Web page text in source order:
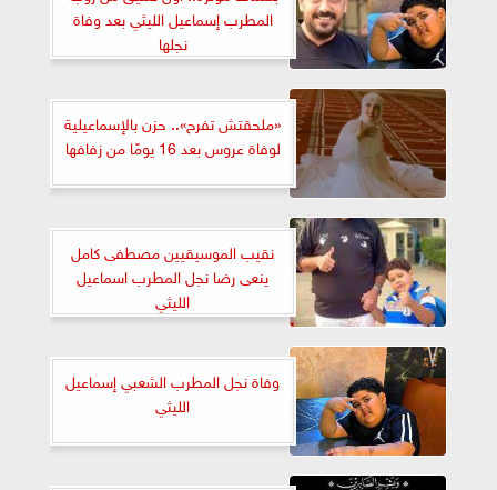
المطرب إسماعيل الليثي بعد وفاة
نجلها
«ملحقتش تفرح».. حزن بالإسماعيلية
لوفاة عروس بعد 16 يومًا من زفافها
نقيب الموسيقيين مصطفى كامل
ينعى رضا نجل المطرب اسماعيل
الليثي
وفاة نجل المطرب الشعبي إسماعيل
الليثي